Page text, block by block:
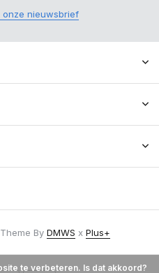
onze nieuwsbrief
By DMWS x Plus+
te verbeteren. Is dat akkoord?